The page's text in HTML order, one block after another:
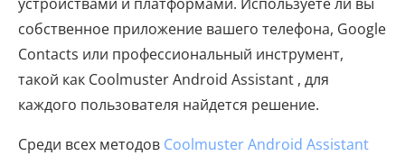
собственное приложение вашего телефона, Google
Contacts или профессиональный инструмент,
такой как Coolmuster Android Assistant , для
каждого пользователя найдется решение.
Среди всех методов Coolmuster Android Assistant